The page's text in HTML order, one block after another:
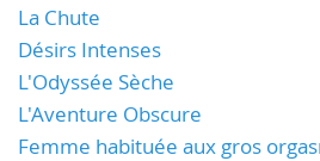
La Chute
Désirs Intenses
L'Odyssée Sèche
L'Aventure Obscure
Femme habituée aux gros